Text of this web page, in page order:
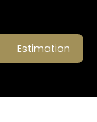
Estimation